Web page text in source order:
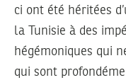
ci ont été héritées
la Tunisie à des
hégémoniques qui
qui sont